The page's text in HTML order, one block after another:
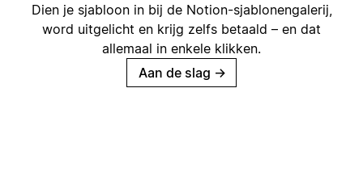
Dien je sjabloon in bij de Notion-sjablonengalerij,
word uitgelicht en krijg zelfs betaald – en dat
allemaal in enkele klikken.
Aan de slag →